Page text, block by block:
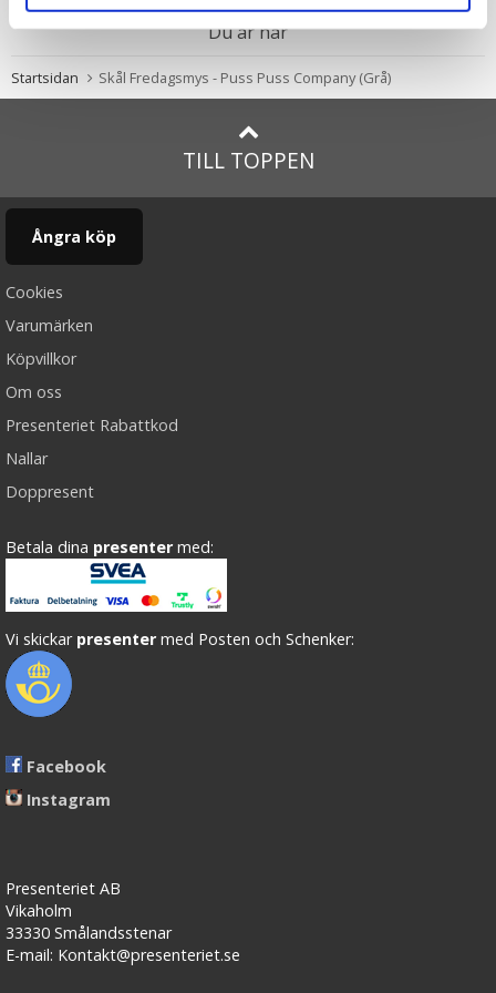
Du är här
Startsidan Skål Fredagsmys - Puss Puss Company (Grå)
TILL TOPPEN
Ångra köp
Cookies
Varumärken
Köpvillkor
Om oss
Presenteriet Rabattkod
Nallar
Doppresent
Betala dina presenter med:
Vi skickar presenter med Posten och Schenker:
Facebook
Instagram
Presenteriet AB
Vikaholm
33330 Smålandsstenar
E-mail: Kontakt@presenteriet.se